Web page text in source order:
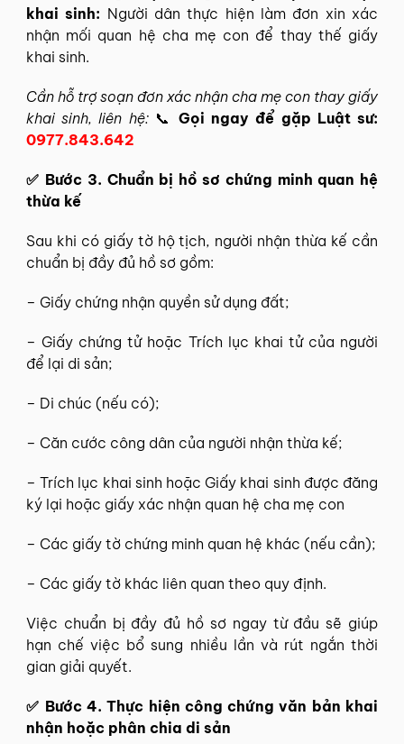
khai sinh: Người dân thực hiện làm đơn xin xác
nhận mối quan hệ cha mẹ con để thay thế giấy
khai sinh.
Cần hỗ trợ soạn đơn xác nhận cha mẹ con thay giấy
khai sinh, liên hệ:📞Gọi ngay để gặp Luật sư:
0977.843.642
✅ Bước 3. Chuẩn bị hồ sơ chứng minh quan hệ
thừa kế
Sau khi có giấy tờ hộ tịch, người nhận thừa kế cần
chuẩn bị đầy đủ hồ sơ gồm:
– Giấy chứng nhận quyền sử dụng đất;
– Giấy chứng tử hoặc Trích lục khai tử của người
để lại di sản;
– Di chúc (nếu có);
– Căn cước công dân của người nhận thừa kế;
– Trích lục khai sinh hoặc Giấy khai sinh được đăng
ký lại hoặc giấy xác nhận quan hệ cha mẹ con
– Các giấy tờ chứng minh quan hệ khác (nếu cần);
– Các giấy tờ khác liên quan theo quy định.
Việc chuẩn bị đầy đủ hồ sơ ngay từ đầu sẽ giúp
hạn chế việc bổ sung nhiều lần và rút ngắn thời
gian giải quyết.
✅ Bước 4. Thực hiện công chứng văn bản khai
nhận hoặc phân chia di sản